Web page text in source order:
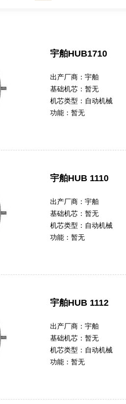
宇舶HUB1710
出产厂商： 宇舶
基础机芯： 暂无
机芯类型： 自动机械
功能： 暂无
宇舶HUB 1110
出产厂商： 宇舶
基础机芯： 暂无
机芯类型： 自动机械
功能： 暂无
宇舶HUB 1112
出产厂商： 宇舶
基础机芯： 暂无
机芯类型： 自动机械
功能： 暂无